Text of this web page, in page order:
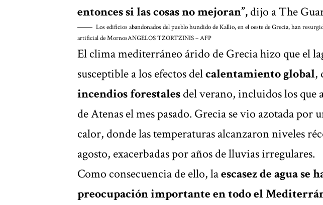
entonces si las cosas no mejoran”,dijo aThe
Los edificios abandonados del pueblo hundido de Kallio, en el oeste de Grecia, han
artificial de MornosANGELOS TZORTZINIS – AFP
El climamediterráneo árido de Grecia hizo que el
susceptible a los efectos delcalentamiento global,
incendios forestalesdel verano, incluidos los que
de Atenas el mes pasado. Grecia se vio azotada por
calor, donde las temperaturas alcanzaron niveles
agosto, exacerbadas por años de lluvias irregulares.
Como consecuencia de ello, laescasez de agua se
preocupación importante en todo el